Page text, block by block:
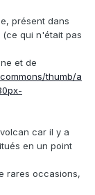
présent dans
(ce qui n'était pas
et de
thumb/a
car il y a
en un point
rares occasions,